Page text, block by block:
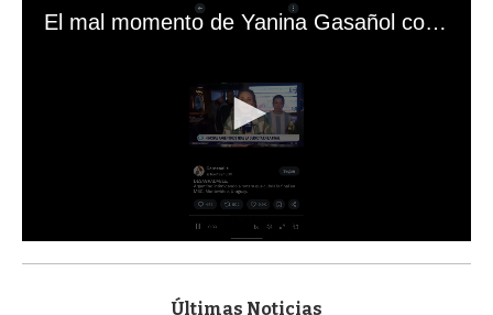
El mal momento de Yanina Gasañol con un hincha argentino en "Subrayado"
s
Últimas Noticias